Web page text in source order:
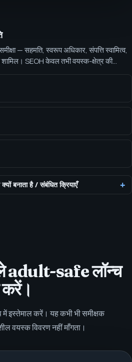
— सहमति, स्वरूप अधिकार, संपत्ति स्वामित्व,
SEOH केवल तभी वयस्क-क्षेत्र की
स्वरूप अधिकार, संपत्ति स्वामित्व, उपयोग
से पहले स्पष्ट किए गए हों।
बनाता है/संबंधित क्रियाएँ
adult-safe लॉन्च
करें।
इस्तेमाल करें। यह कभी भी समीक्षक
वयस्क विवरण नहीं माँगता।